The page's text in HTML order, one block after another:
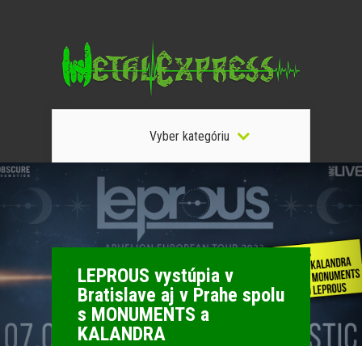
Vyber kategóriu
LEPROUS vystúpia v
Bratislave aj v Prahe spolu
s MONUMENTS a
KALANDRA